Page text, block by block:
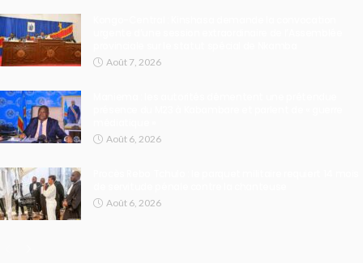
Août 7, 2026
Août 6, 2026
Août 6, 2026